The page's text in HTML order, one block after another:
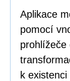
Aplikace
pomocí
prohlížeče
k